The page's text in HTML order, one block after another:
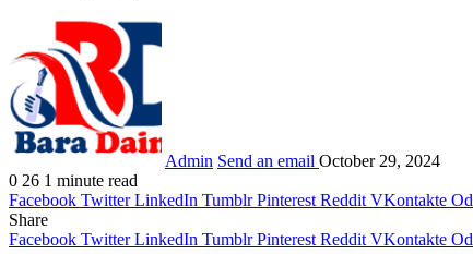
Admin Send an email October 29, 2024
0 26 1 minute read
Facebook Twitter LinkedIn Tumblr Pinterest Reddit VKontakte
Share
Facebook Twitter LinkedIn Tumblr Pinterest Reddit VKontakte